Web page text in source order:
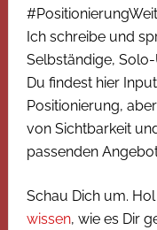
Ich schreibe und
Selbständige,
Du findest hier
Positionierung,
von Sichtbarkeit
passenden
Schau Dich um.
wissen, wie es Dir